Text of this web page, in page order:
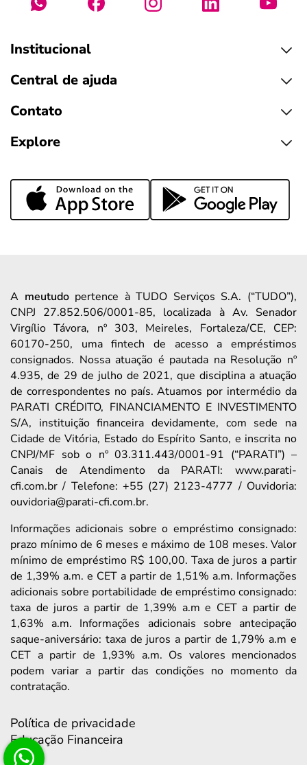
Institucional
Central de ajuda
Contato
Explore
A meutudopertence à TUDO Serviços S.A. (“TUDO”),
CNPJ 27.852.506/0001-85, localizada à Av. Senador
Virgílio Távora, nº 303, Meireles, Fortaleza/CE, CEP:
60170-250, uma fintech de acesso a empréstimos
consignados. Nossa atuação é pautada na Resolução nº
4.935, de 29 de julho de 2021, que disciplina a atuação
de correspondentes no país. Atuamos por intermédio da
PARATI CRÉDITO, FINANCIAMENTO E INVESTIMENTO
S/A, instituição financeira devidamente, com sede na
Cidade de Vitória, Estado do Espírito Santo, e inscrita no
CNPJ/MF sob o nº 03.311.443/0001-91 (“PARATI”) –
Canais de Atendimento da PARATI: www.parati-
cfi.com.br / Telefone: +55 (27) 2123-4777 / Ouvidoria:
ouvidoria@parati-cfi.com.br.
Informações adicionais sobre o empréstimo consignado:
prazo mínimo de 6 meses e máximo de 108 meses. Valor
mínimo de empréstimo R$ 100,00. Taxa de juros a partir
de 1,39% a.m. e CET a partir de 1,51% a.m. Informações
adicionais sobre portabilidade de empréstimo consignado:
taxa de juros a partir de 1,39% a.m e CET a partir de
1,63% a.m. Informações adicionais sobre antecipação
saque-aniversário: taxa de juros a partir de 1,79% a.m e
CET a partir de 1,93% a.m. Os valores mencionados
podem variar a partir das condições no momento da
contratação.
Política de privacidade
Educação Financeira